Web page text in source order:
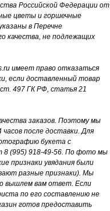
Российской Федерации от
цветы и горшечные
в Перечне
качества, не подлежащих
имеет право отказаться
если доставленный товар
497 ГК РФ, статья 21
заказов. Поэтому мы
после доставки. Для
букета с
8 (995) 918-49-56. По фото мы
признаки увядания были
разные признаки). Мы
вышлем вам ответ. Если
по его составлению не
готов предоставить